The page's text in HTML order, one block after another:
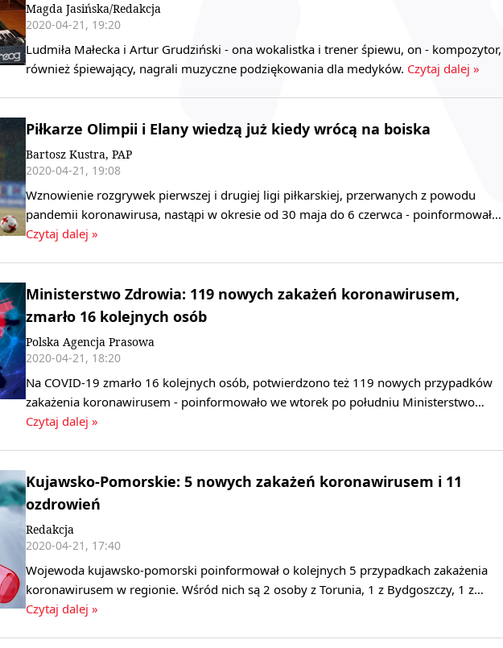
Magda Jasińska/Redakcja
2020-04-21, 19:20
Ludmiła Małecka i Artur Grudziński - ona wokalistka i trener śpiewu, on - kompozytor,
również śpiewający, nagrali muzyczne podziękowania dla medyków. Czytaj dalej »
Piłkarze Olimpii i Elany wiedzą już kiedy wrócą na boiska
Bartosz Kustra, PAP
2020-04-21, 19:08
Wznowienie rozgrywek pierwszej i drugiej ligi piłkarskiej, przerwanych z powodu
pandemii koronawirusa, nastąpi w okresie od 30 maja do 6 czerwca - poinformował…
Czytaj dalej »
Ministerstwo Zdrowia: 119 nowych zakażeń koronawirusem,
zmarło 16 kolejnych osób
Polska Agencja Prasowa
2020-04-21, 18:20
Na COVID-19 zmarło 16 kolejnych osób, potwierdzono też 119 nowych przypadków
zakażenia koronawirusem - poinformowało we wtorek po południu Ministerstwo…
Czytaj dalej »
Kujawsko-Pomorskie: 5 nowych zakażeń koronawirusem i 11
ozdrowień
Redakcja
2020-04-21, 17:40
Wojewoda kujawsko-pomorski poinformował o kolejnych 5 przypadkach zakażenia
koronawirusem w regionie. Wśród nich są 2 osoby z Torunia, 1 z Bydgoszczy, 1 z…
Czytaj dalej »